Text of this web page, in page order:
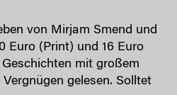
von Mirjam Smend und
Euro (Print) und 16 Euro
mit großem
gelesen. Solltet